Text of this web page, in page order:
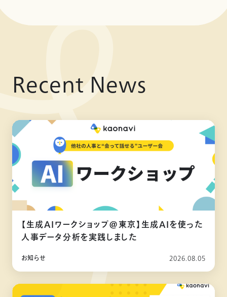
Recent News
【生成AIワークショップ@東京】生成AIを使った
人事データ分析を実践しました
お知らせ 2026.08.05